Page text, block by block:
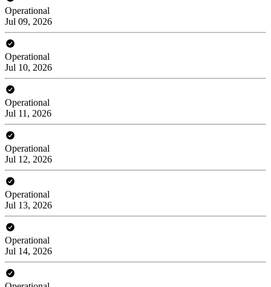
Operational
Jul 09, 2026
Operational
Jul 10, 2026
Operational
Jul 11, 2026
Operational
Jul 12, 2026
Operational
Jul 13, 2026
Operational
Jul 14, 2026